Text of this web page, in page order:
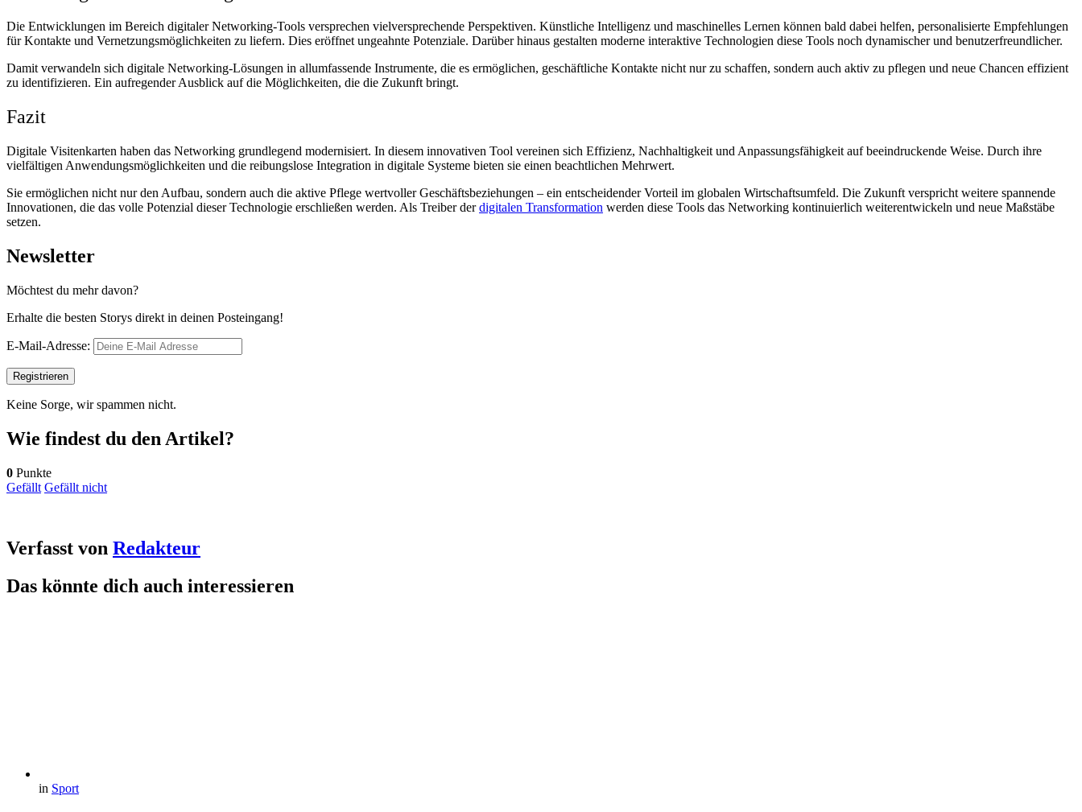
Die Entwicklungen im Bereich digitaler Networking-Tools versprechen vielversprechende Perspektiven. Künstliche Intelligenz und maschinelles Lernen können bald dabei helfen, personalisierte Empfehlungen
für Kontakte und Vernetzungsmöglichkeiten zu liefern. Dies eröffnet ungeahnte Potenziale. Darüber hinaus gestalten moderne interaktive Technologien diese Tools noch dynamischer und benutzerfreundlicher.
Damit verwandeln sich digitale Networking-Lösungen in allumfassende Instrumente, die es ermöglichen, geschäftliche Kontakte nicht nur zu schaffen, sondern auch aktiv zu pflegen und neue Chancen effizient
zu identifizieren. Ein aufregender Ausblick auf die Möglichkeiten, die die Zukunft bringt.
Fazit
Digitale Visitenkarten haben das Networking grundlegend modernisiert. In diesem innovativen Tool vereinen sich Effizienz, Nachhaltigkeit und Anpassungsfähigkeit auf beeindruckende Weise. Durch ihre
vielfältigen Anwendungsmöglichkeiten und die reibungslose Integration in digitale Systeme bieten sie einen beachtlichen Mehrwert.
Sie ermöglichen nicht nur den Aufbau, sondern auch die aktive Pflege wertvoller Geschäftsbeziehungen – ein entscheidender Vorteil im globalen Wirtschaftsumfeld. Die Zukunft verspricht weitere spannende
Innovationen, die das volle Potenzial dieser Technologie erschließen werden. Als Treiber derdigitalen Transformation werden diese Tools das Networking kontinuierlich weiterentwickeln und neue Maßstäbe
setzen.
Newsletter
Möchtest du mehr davon?
Erhalte die besten Storys direkt in deinen Posteingang!
E-Mail-Adresse:
Keine Sorge, wir spammen nicht.
Wie findest du den Artikel?
0 Punkte
Gefällt Gefällt nicht
Verfasst von Redakteur
Das könnte dich auch interessieren
in Sport